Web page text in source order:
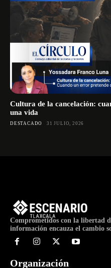
Cultura de la cancelación:
una vida
DESTACADO 31 JULIO, 2026
Comprometidos con la libertad
información encauza el cambio
Organización